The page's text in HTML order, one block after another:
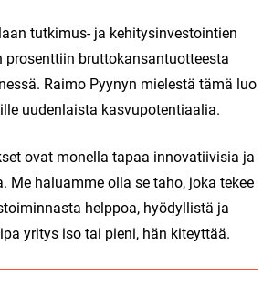
tutkimus- ja kehitysinvestointien
prosenttiin bruttokansantuotteesta
Raimo Pyynyn mielestä tämä luo
uudenlaista kasvupotentiaalia.
ovat monella tapaa innovatiivisia ja
Me haluamme olla se taho, joka tekee
helppoa, hyödyllistä ja
yritys iso tai pieni, hän kiteyttää.